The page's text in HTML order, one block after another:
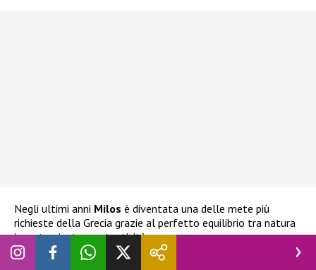
Negli ultimi anni Milos è diventata una delle mete più
richieste della Grecia grazie al perfetto equilibrio tra natura
incontaminata e autenticità.
Tra i luoghi più celebri c’è
la spiaggia di Sarakiniko